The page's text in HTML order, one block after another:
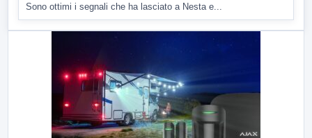
Sono ottimi i segnali che ha lasciato a Nesta e...